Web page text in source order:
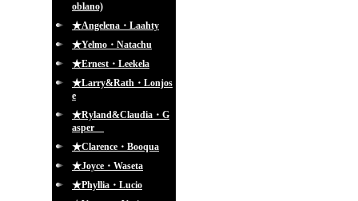
oblano)
★Angelena・Laahty
★Yelmo・Natachu
★Ernest・Leekela
★Larry&Rath・Lonjos
e
★Ryland&Claudia・G
asper
★Clarence・Booqua
★Joyce・Waseta
★Phyllia・Lucio